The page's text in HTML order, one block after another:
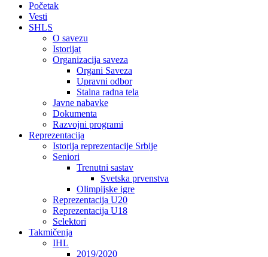
Početak
Vesti
SHLS
O savezu
Istorijat
Organizacija saveza
Organi Saveza
Upravni odbor
Stalna radna tela
Javne nabavke
Dokumenta
Razvojni programi
Reprezentacija
Istorija reprezentacije Srbije
Seniori
Trenutni sastav
Svetska prvenstva
Olimpijske igre
Reprezentacija U20
Reprezentacija U18
Selektori
Takmičenja
IHL
2019/2020